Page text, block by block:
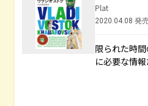
Plat
2020.04.08 発
限られた時
に必要な情